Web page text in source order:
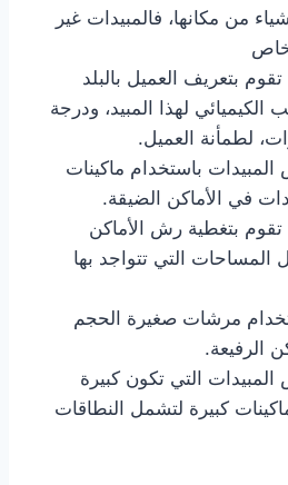
من مكانها، فالمبيدات غير
تقوم بتعريف العميل بالبلد
الكيميائي لهذا المبيد، ودرجة
لطمأنة العميل.
باستخدام ماكينات
في الأماكن الضيقة.
تقوم بتغطية رش الأماكن
المساحات التي تتواجد بها
مرشات صغيرة الحجم
الرفيعة.
التي تكون كبيرة
كبيرة لتشمل النطاقات